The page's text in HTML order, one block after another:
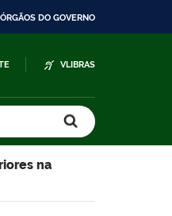
ÓRGÃOS DO GOVERNO
VLIBRAS
na